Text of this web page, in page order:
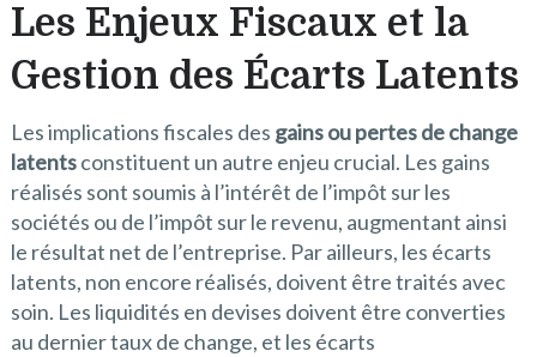
Les Enjeux Fiscaux et la
Gestion des Écarts Latents
Les implications fiscales des gains ou pertes de change
latentsconstituent un autre enjeu crucial. Les gains
réalisés sont soumis à l’intérêt de l’impôt sur les
sociétés ou de l’impôt sur le revenu, augmentant ainsi
le résultat net de l’entreprise. Par ailleurs, les écarts
latents, non encore réalisés, doivent être traités avec
soin. Les liquidités en devises doivent être converties
au dernier taux de change, et les écarts